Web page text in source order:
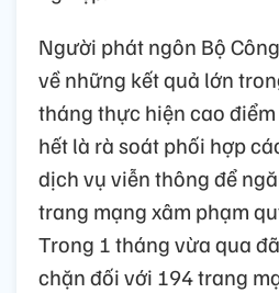
Người phát ngôn Bộ
về những kết quả lớn
tháng thực hiện cao
hết là rà soát phối hợp
dịch vụ viễn thông để
trang mạng xâm phạm
Trong 1 tháng vừa qua
chặn đối với 194 trang